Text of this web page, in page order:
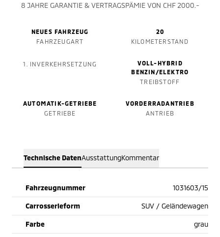
8 JAHRE GARANTIE & VERTRAGSPÄMIE VON CHF 2000.-
NEUES FAHRZEUG
FAHRZEUGART
20
KILOMETERSTAND
1. INVERKEHRSETZUNG
VOLL-HYBRID
BENZIN/ELEKTRO
TREIBSTOFF
AUTOMATIK-GETRIEBE
GETRIEBE
VORDERRADANTRIEB
ANTRIEB
Technische DatenAusstattungKommentar
Fahrzeugnummer 1031603/15
Carrosserieform SUV / Geländewagen
Farbe grau